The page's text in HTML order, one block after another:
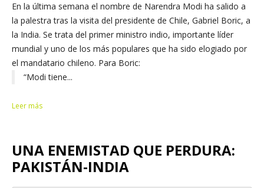
En la última semana el nombre de Narendra Modi ha salido a
la palestra tras la visita del presidente de Chile, Gabriel Boric, a
la India. Se trata del primer ministro indio, importante líder
mundial y uno de los más populares que ha sido elogiado por
el mandatario chileno. Para Boric:
“Modi tiene...
Leer más
UNA ENEMISTAD QUE PERDURA:
PAKISTÁN-INDIA